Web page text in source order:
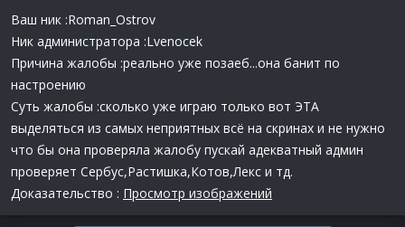
Ваш ник :Roman_Ostrov
Ник администратора :Lvenocek
Причина жалобы :реально уже позаеб...она банит по
настроению
Суть жалобы :сколько уже играю только вот ЭТА
выделяться из самых неприятных всё на скринах и не нужно
что бы она проверяла жалобу пускай адекватный админ
проверяет Сербус,Растишка,Котов,Лекс и тд.
Доказательство : Просмотр изображений